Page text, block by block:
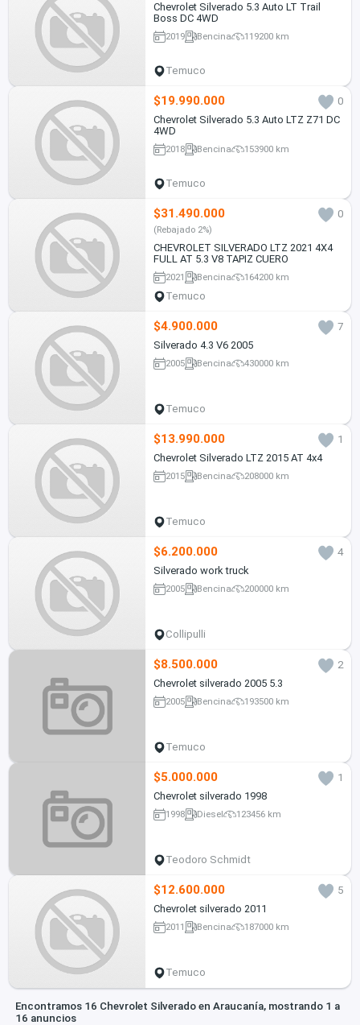
Chevrolet Silverado 5.3 Auto LT Trail
Boss DC 4WD
2019 Bencina 119200 km
Temuco
$19.990.000
0
Chevrolet Silverado 5.3 Auto LTZ Z71 DC
4WD
2018 Bencina 153900 km
Temuco
$31.490.000 0
(Rebajado 2%)
CHEVROLET SILVERADO LTZ 2021 4X4
FULL AT 5.3 V8 TAPIZ CUERO
2021 Bencina 164200 km
Temuco
$4.900.000
7
Silverado 4.3 V6 2005
2005 Bencina 430000 km
Temuco
$13.990.000
1
Chevrolet Silverado LTZ 2015 AT 4x4
2015 Bencina 208000 km
Temuco
$6.200.000
4
Silverado work truck
2005 Bencina 200000 km
Collipulli
$8.500.000
2
Chevrolet silverado 2005 5.3
2005 Bencina 193500 km
Temuco
$5.000.000
1
Chevrolet silverado 1998
1998 Diesel 123456 km
Teodoro Schmidt
$12.600.000
5
Chevrolet silverado 2011
2011 Bencina 187000 km
Temuco
Encontramos 16 Chevrolet Silverado en Araucanía, mostrando 1 a
16 anuncios